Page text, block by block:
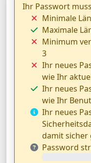
Ihr Passwort
Minimale
Maximale
Minimum
3
Ihr neues
wie Ihr
Ihr neues
wie Ihr
Ihr neues
damit sicher
Password
0%